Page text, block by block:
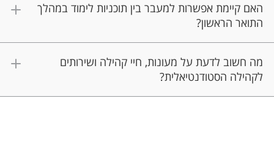
האם קיימת אפשרות למעבר בין תוכניות לימוד במהלך
התואר הראשון?
מה חשוב לדעת על מעונות, חיי קהילה ושירותים
לקהילה הסטודנטיאלית?